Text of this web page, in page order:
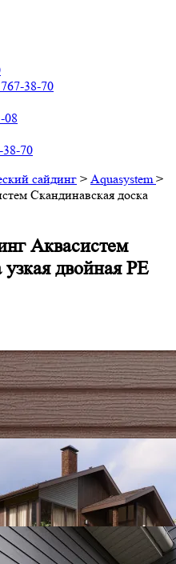
38-70
08
38-70
сайдинг > Aquasystem>
Скандинавская доска
Аквасистем
двойная PE